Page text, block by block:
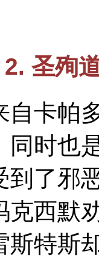
2. 圣殉
自卡帕
同时也
到了邪
克西默
斯特斯